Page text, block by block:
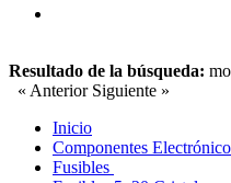
Resultado de la búsqueda:
« Anterior Siguiente »
Inicio
Componentes
Fusibles